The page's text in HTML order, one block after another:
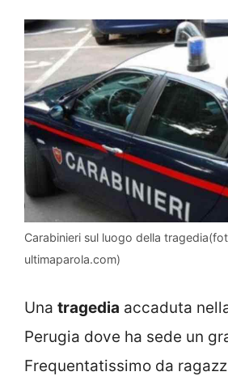
Carabinieri sul luogo della
ultimaparola.com)
Una tragedia accaduta
Perugia dove ha sede un
Frequentatissimo da